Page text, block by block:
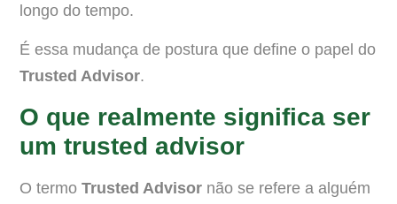
longo do tempo.
É essa mudança de postura que define o papel do
Trusted Advisor.
O que realmente significa ser
um trusted advisor
O termo Trusted Advisor não se refere a alguém